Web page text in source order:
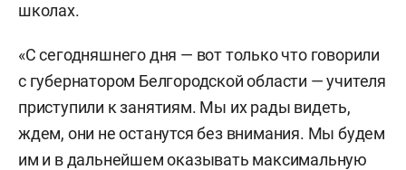
школах.
«С сегодняшнего дня — вот только что говорили
с губернатором Белгородской области — учителя
приступили к занятиям. Мы их рады видеть,
ждем, они не останутся без внимания. Мы будем
им и в дальнейшем оказывать максимальную